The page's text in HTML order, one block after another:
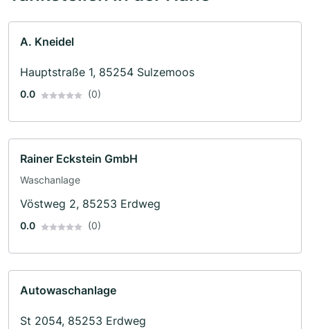
A. Kneidel
Hauptstraße 1, 85254 Sulzemoos
0.0 (0)
Rainer Eckstein GmbH
Waschanlage
Vöstweg 2, 85253 Erdweg
0.0 (0)
Autowaschanlage
St 2054, 85253 Erdweg